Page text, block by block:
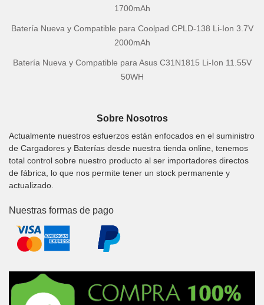
1700mAh
Batería Nueva y Compatible para Coolpad CPLD-138 Li-Ion 3.7V
2000mAh
Batería Nueva y Compatible para Asus C31N1815 Li-Ion 11.55V
50WH
Sobre Nosotros
Actualmente nuestros esfuerzos están enfocados en el suministro
de Cargadores y Baterías desde nuestra tienda online, tenemos
total control sobre nuestro producto al ser importadores directos
de fábrica, lo que nos permite tener un stock permanente y
actualizado.
Nuestras formas de pago